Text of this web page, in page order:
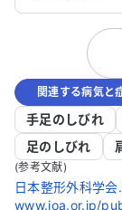
お薬を使って
過しても症状
います。別の
治療法も変わりません。
ントゲンで指
状は不明です
のみで、症状は改善
ついてご相談
症に対して、
ょうか？また
関連する病気と
手足のしびれ
足のしびれ
(参考文献)
日本整形外科学
www.joa.or.jp/